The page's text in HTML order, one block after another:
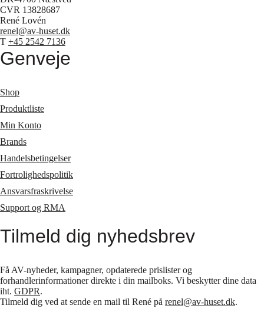
CVR 13828687
René Lovén
renel@av-huset.dk
T +45 2542 7136
Genveje
Shop
Produktliste
Min Konto
Brands
Handelsbetingelser
Fortrolighedspolitik
Ansvarsfraskrivelse
Support og RMA
Tilmeld dig nyhedsbrev
Få AV-nyheder, kampagner, opdaterede prislister og
forhandlerinformationer direkte i din mailboks. Vi beskytter dine data
iht. GDPR.
Tilmeld dig ved at sende en mail til René på renel@av-huset.dk.